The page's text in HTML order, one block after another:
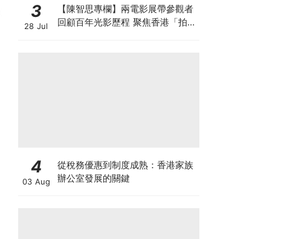
3
28 Jul
【陳智思專欄】兩電影展帶參觀者
回顧百年光影歷程 聚焦香港「拍住
4
03 Aug
從稅務優惠到制度成熟：香港家族
辦公室發展的關鍵